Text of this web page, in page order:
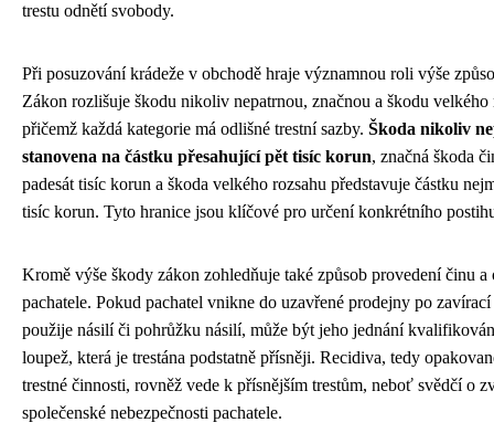
trestu odnětí svobody.
Při posuzování krádeže v obchodě hraje významnou roli výše
Zákon rozlišuje škodu nikoliv nepatrnou, značnou a škodu velkého
přičemž každá kategorie má odlišné trestní sazby. Škoda nikoliv
stanovena na částku přesahující pět tisíc korun, značná škoda
padesát tisíc korun a škoda velkého rozsahu představuje částku
tisíc korun. Tyto hranice jsou klíčové pro určení konkrétního
Kromě výše škody zákon zohledňuje také způsob provedení činu a
pachatele. Pokud pachatel vnikne do uzavřené prodejny po
použije násilí či pohrůžku násilí, může být jeho jednání
loupež, která je trestána podstatně přísněji. Recidiva, tedy
trestné činnosti, rovněž vede k přísnějším trestům, neboť svědčí o
společenské nebezpečnosti pachatele.